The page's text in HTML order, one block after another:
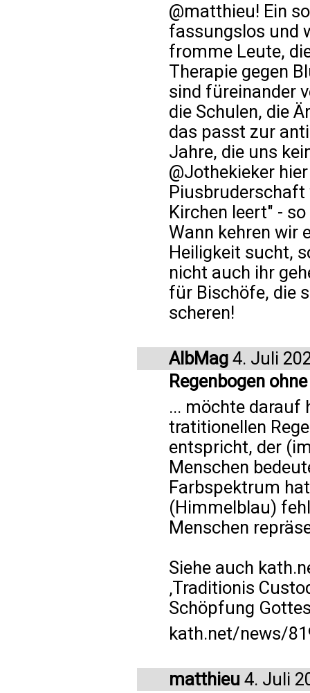
@matthieu! Ein
fassungslos und
fromme Leute,
Therapie gegen
sind füreinander
die Schulen, die
das passt zur
Jahre, die uns
@Jothekieker
Piusbruderschaft
Kirchen leert" -
Wann kehren wir
Heiligkeit sucht,
nicht auch ihr
für Bischöfe, die
scheren!
AlbMag 4. Juli
Regenbogen
... möchte darauf
tratitionellen
entspricht, der
Menschen
Farbspektrum
(Himmelblau)
Menschen
Siehe auch
‚Traditionis
Schöpfung
kath.net/news/
matthieu 4. Juli